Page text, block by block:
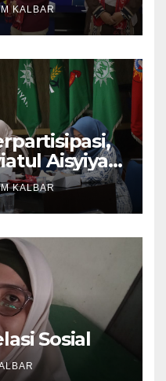
KALBAR
Aisyiyah
Program
KALBAR
Sosial